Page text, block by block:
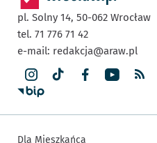
pl. Solny 14, 50-062 Wrocław
tel. 71 776 71 42
e-mail: redakcja@araw.pl
Dla Mieszkańca